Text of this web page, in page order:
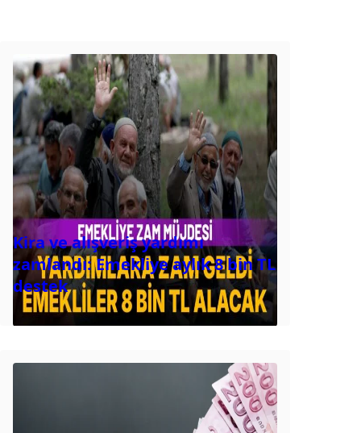
Kira ve alışveriş yardımı
zamlandı: Emekliye aylık 8 bin TL
destek